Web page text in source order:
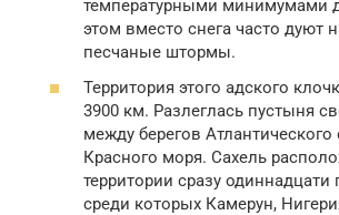
температурными минимумами
этом вместо снега часто дуют
песчаные штормы.
Территория этого адского
3900 км. Разлеглась пустыня
между берегов Атлантического
Красного моря. Сахель
территории сразу одиннадцати
среди которых Камерун,